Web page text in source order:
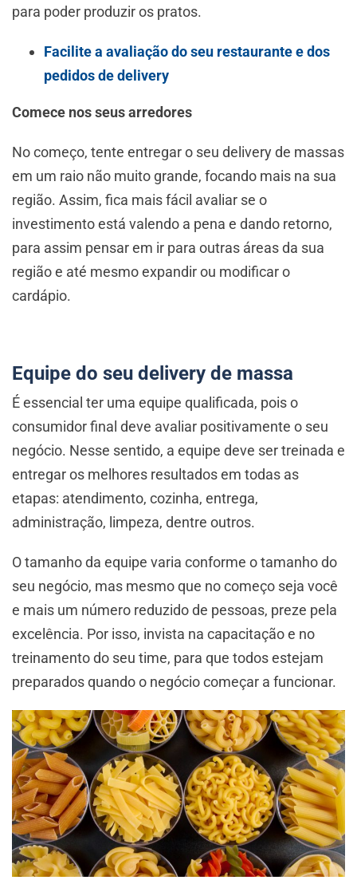
para poder produzir os pratos.
Facilite a avaliação do seu restaurante e dos
pedidos de delivery
Comece nos seus arredores
No começo, tente entregar o seu delivery de massas
em um raio não muito grande, focando mais na sua
região. Assim, fica mais fácil avaliar se o
investimento está valendo a pena e dando retorno,
para assim pensar em ir para outras áreas da sua
região e até mesmo expandir ou modificar o
cardápio.
Equipe do seu delivery de massa
É essencial ter uma equipe qualificada, pois o
consumidor final deve avaliar positivamente o seu
negócio. Nesse sentido, a equipe deve ser treinada e
entregar os melhores resultados em todas as
etapas: atendimento, cozinha, entrega,
administração, limpeza, dentre outros.
O tamanho da equipe varia conforme o tamanho do
seu negócio, mas mesmo que no começo seja você
e mais um número reduzido de pessoas, preze pela
excelência. Por isso, invista na capacitação e no
treinamento do seu time, para que todos estejam
preparados quando o negócio começar a funcionar.